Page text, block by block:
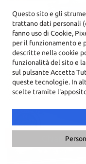
Chiama
Questo sito e gli
trattano dati personali
fanno uso di Cookie,
per il funzionamento e
descritte nella cookie
funzionalità del sito e
sul pulsante Accetta
queste tecnologie. In
scelte tramite